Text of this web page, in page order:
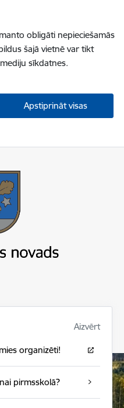
obligāti nepieciešamās
šajā vietnē var tikt
sīkdatnes.
Apstiprināt visas
Aizvērt
organizēti!
pirmsskolā?